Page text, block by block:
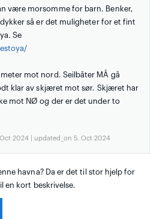
være morsomme for barn. Benker,
så er det muligheter for et fint
Se
mot nord. Seilbåter MÅ gå
klar av skjæret mot sør. Skjæret har
mot NØ og der er det under to
2024 | updated_on 5. Oct 2024
havna? Da er det til stor hjelp for
en kort beskrivelse.